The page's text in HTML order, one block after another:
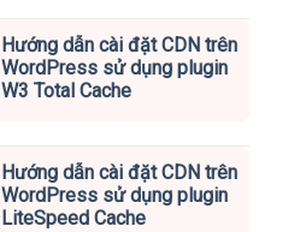
Hướng dẫn cài đặt CDN trên
WordPress sử dụng plugin
W3 Total Cache
Hướng dẫn cài đặt CDN trên
WordPress sử dụng plugin
LiteSpeed Cache